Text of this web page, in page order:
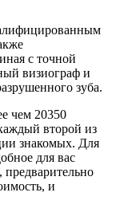
с точной
визиограф и
зуба.
чем 20350
второй из
знакомых. Для
для вас
и